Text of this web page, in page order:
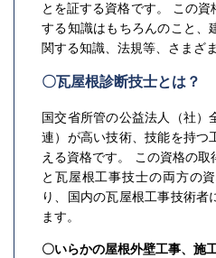
とを証する資格です。 この
する知識はもちろんのこと、
関する知識、法規等、さまざ
〇瓦屋根診断技士とは？
国交省所管の公益法人（社）
連）が高い技術、技能を持つ
える資格です。 この資格の
と瓦屋根工事技士の両方の
り、国内の瓦屋根工事技術者
ます。
〇いらかの屋根外壁工事、施